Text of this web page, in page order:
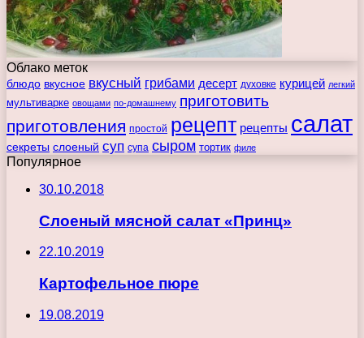
Облако меток
блюдо вкусное вкусный грибами десерт духовке курицей легкий
мультиварке овощами по-домашнему приготовить
приготовления простой рецепт рецепты салат
секреты слоеный суп супа сыром тортик филе
Популярное
30.10.2018
Слоеный мясной салат «Принц»
22.10.2019
Картофельное пюре
19.08.2019